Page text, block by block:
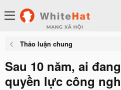
Thảo luận chung
Sau 10 năm, ai
quyền lực công